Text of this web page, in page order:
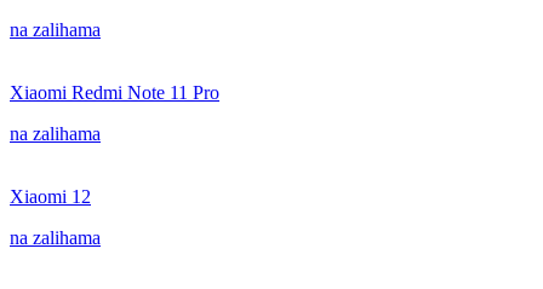
na zalihama
Xiaomi Redmi Note 11 Pro
na zalihama
Xiaomi 12
na zalihama